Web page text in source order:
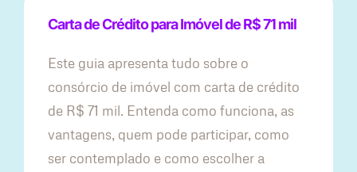
Carta de Crédito para Imóvel de R$ 71 mil
Este guia apresenta tudo sobre o
consórcio de imóvel com carta de crédito
de R$ 71 mil. Entenda como funciona, as
vantagens, quem pode participar, como
ser contemplado e como escolher a